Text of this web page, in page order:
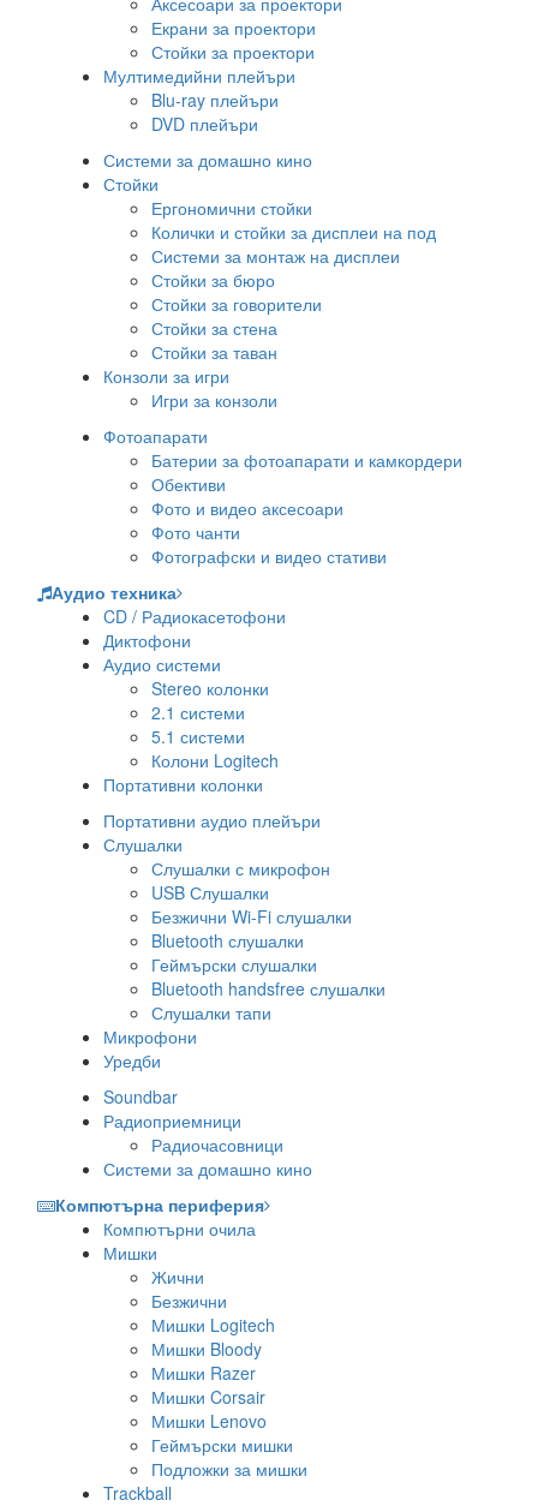
Екрани за проектори
Стойки за проектори
Мултимедийни плейъри
Blu-ray плейъри
DVD плейъри
Системи за домашно кино
Стойки
Ергономични стойки
Колички и стойки за дисплеи на под
Системи за монтаж на дисплеи
Стойки за бюро
Стойки за говорители
Стойки за стена
Стойки за таван
Конзоли за игри
Игри за конзоли
Фотоапарати
Батерии за фотоапарати и камкордери
Обективи
Фото и видео аксесоари
Фото чанти
Фотографски и видео стативи
Аудио техника
CD / Радиокасетофони
Диктофони
Аудио системи
Stereo колонки
2.1 системи
5.1 системи
Колони Logitech
Портативни колонки
Портативни аудио плейъри
Слушалки
Слушалки с микрофон
USB Слушалки
Безжични Wi-Fi слушалки
Bluetooth слушалки
Геймърски слушалки
Bluetooth handsfree слушалки
Слушалки тапи
Микрофони
Уредби
Soundbar
Радиоприемници
Радиочасовници
Системи за домашно кино
Компютърна периферия
Компютърни очила
Мишки
Жични
Безжични
Мишки Logitech
Мишки Bloody
Мишки Razer
Мишки Corsair
Мишки Lenovo
Геймърски мишки
Подложки за мишки
Trackball